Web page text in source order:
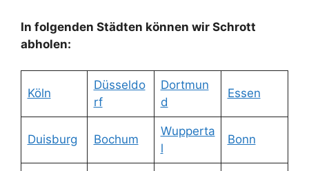
In folgenden Städten können wir Schrott
abholen:
Köln
Düsseldo
rf
Dortmun
d
Essen
Duisburg Bochum
Wupperta
l
Bonn